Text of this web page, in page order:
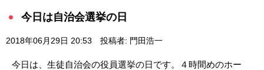
今日は自治会選挙の日
2018年06月29日 20:53 投稿者: 門田浩一
今日は、生徒自治会の役員選挙の日です。４時間めのホー